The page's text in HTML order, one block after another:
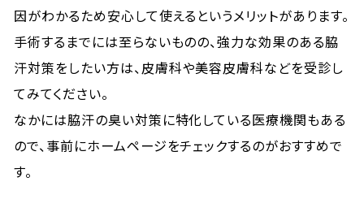
因がわかるため安心して使えるというメリットがあります。
手術するまでには至らないものの、強力な効果のある脇
汗対策をしたい方は、皮膚科や美容皮膚科などを受診し
てみてください。
なかには脇汗の臭い対策に特化している医療機関もある
ので、事前にホームページをチェックするのがおすすめで
す。